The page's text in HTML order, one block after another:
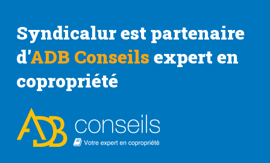
Syndicalur est partenaire
d'ADB Conseils expert en
copropriété